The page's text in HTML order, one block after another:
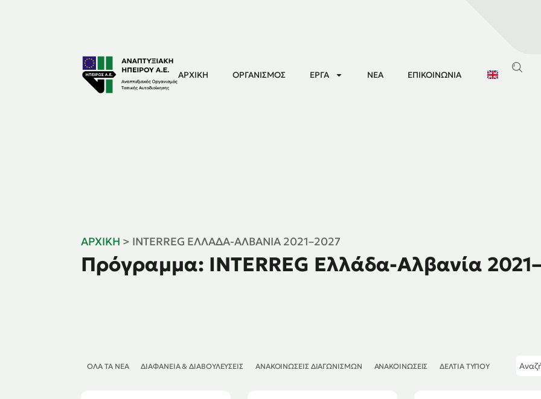
ΑΡΧΙΚΉ ΟΡΓΑΝΙΣΜΌΣ ΈΡΓΑ ΝΈΑ ΕΠΙΚΟΙΝΩΝΊΑ
ΑΡΧΙΚΉ > INTERREG ΕΛΛΆΔΑ-ΑΛΒΑΝΊΑ 2021–2027
Πρόγραμμα: INTERREG Ελλάδα-Αλβανία
ΌΛΑ ΤΑ ΝΈΑ ΔΙΑΦΆΝΕΙΑ & ΔΙΑΒΟΥΛΕΎΣΕΙΣ ΑΝΑΚΟΙΝΏΣΕΙΣ ΔΙΑΓΩΝΙΣΜΏΝ ΑΝΑΚΟΙΝΏΣΕΙΣ ΔΕΛΤΊΑ ΤΎΠΟΥ